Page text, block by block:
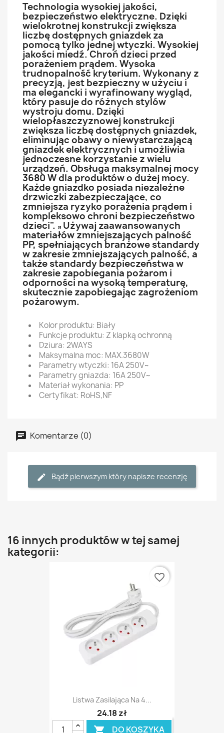
Technologia wysokiej jakości,
bezpieczeństwo elektryczne. Dzięki
wielokrotnej konstrukcji zwiększa
liczbę dostępnych gniazdek za
pomocą tylko jednej wtyczki. Wysokiej
jakości miedź. Chroń dzieci przed
porażeniem prądem. Wysoka
trudnopalność kryterium. Wykonany z
precyzją, jest bezpieczny w użyciu i
ma elegancki i wyrafinowany wygląd,
który pasuje do różnych stylów
wystroju domu. Dzięki
wielopłaszczyznowej konstrukcji
zwiększa liczbę dostępnych gniazdek,
eliminując obawy o niewystarczającą
gniazdek elektrycznych i umożliwia
jednoczesne korzystanie z wielu
urządzeń. Obsługa maksymalnej mocy
3680 W dla produktów o dużej mocy.
Każde gniazdko posiada niezależne
drzwiczki zabezpieczające, co
zmniejsza ryzyko porażenia prądem i
kompleksowo chroni bezpieczeństwo
dzieci". „Używaj zaawansowanych
materiałów zmniejszających palność
PP, spełniających branżowe standardy
w zakresie zmniejszających palność, a
także standardy bezpieczeństwa w
zakresie zapobiegania pożarom i
odporności na wysoką temperaturę,
skutecznie zapobiegając zagrożeniom
pożarowym.
Kolor produktu: Biały
Funkcje produktu: Z klapką ochronną
Dziura: 2WAYS
Maksymalna moc: MAX.3680W
Parametry wtyczki: 16A 250V~
Parametry gniazda: 16A 250V~
Materiał wykonania: PP
Certyfikat: RoHS,NF
Komentarze (0)
Bądź pierwszym który napisze recenzję
16 innych produktów w tej samej
kategorii:
Listwa Zasilająca Na 4...
24,18 zł
 DO KOSZYKA
favorite_border